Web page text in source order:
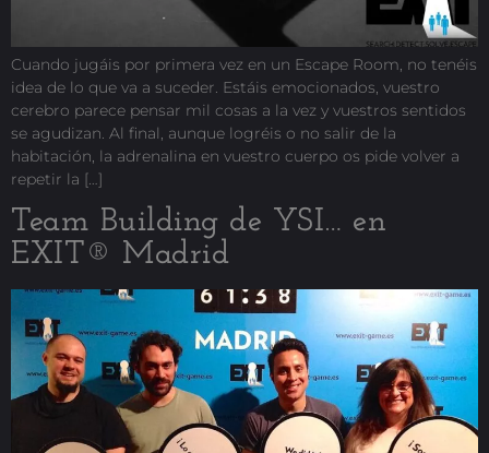
Cuando jugáis por primera vez en un Escape Room, no tenéis
idea de lo que va a suceder. Estáis emocionados, vuestro
cerebro parece pensar mil cosas a la vez y vuestros sentidos
se agudizan. Al final, aunque logréis o no salir de la
habitación, la adrenalina en vuestro cuerpo os pide volver a
repetir la […]
Team Building de YSI… en
EXIT® Madrid